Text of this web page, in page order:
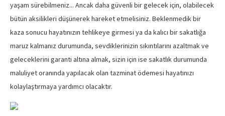
yaşam sürebilmeniz... Ancak daha güvenli bir gelecek için, olabilecek
bütün aksilikleri düşünerek hareket etmelisiniz. Beklenmedik bir
kaza sonucu hayatınızın tehlikeye girmesi ya da kalıcı bir sakatlığa
maruz kalmanız durumunda, sevdiklerinizin sıkıntılarını azaltmak ve
geleceklerini garanti altına almak, sizin için ise sakatlık durumunda
maluliyet oranında yapılacak olan tazminat ödemesi hayatınızı
kolaylaştırmaya yardımcı olacaktır.